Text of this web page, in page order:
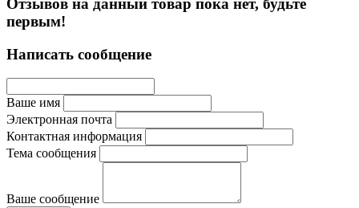
Отзывов на данный товар пока нет, будьте
первым!
Написать сообщение
Ваше имя
Электронная почта
Контактная информация
Тема сообщения
Ваше сообщение